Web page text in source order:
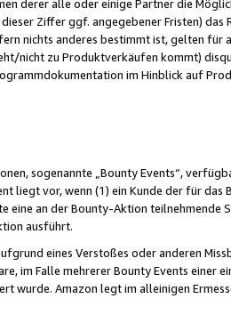
derer alle oder einige Partner die
Ziffer ggf. angegebener Fristen)
nichts anderes bestimmt ist, gelten für
nicht zu Produktverkäufen kommt)
im Hinblick auf
sogenannte „Bounty Events“,
liegt vor, wenn (1) ein Kunde der für das
eine an der Bounty-Aktion
ausführt.
eines Verstoßes oder anderen
im Falle mehrerer Bounty Events einer
wurde. Amazon legt im alleinigen